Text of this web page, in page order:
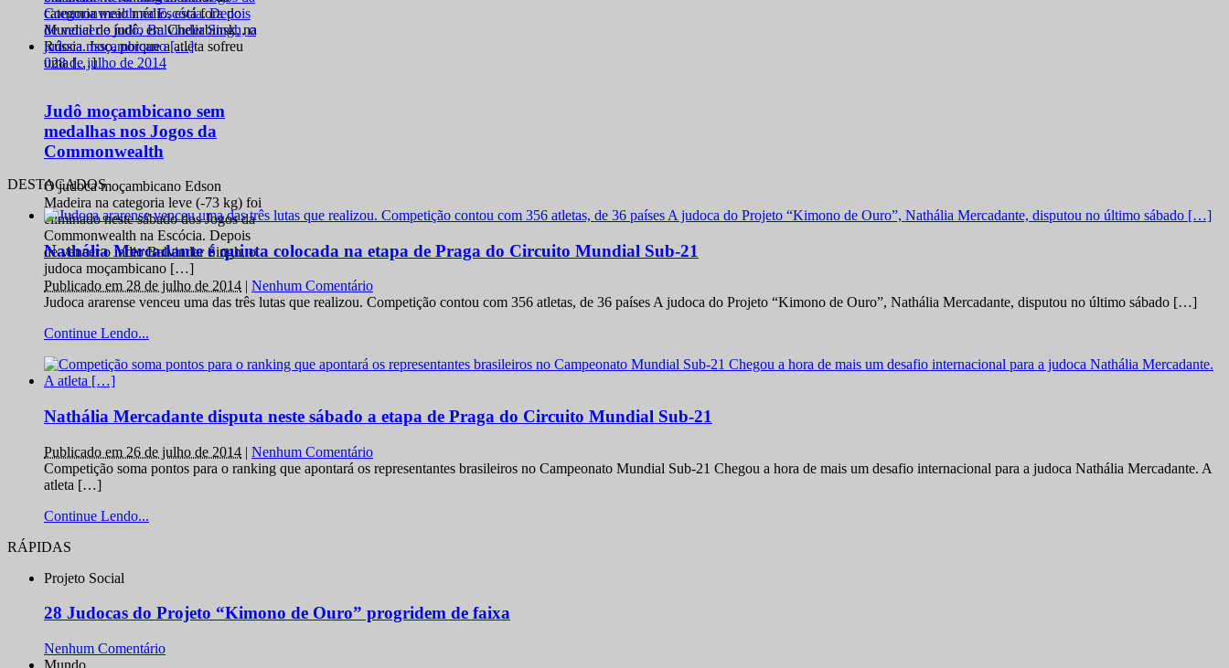
categoria meio médio, está fora do
Mundial de judô, em Cheliabinsk, na
Rússia. Isso, porque a atleta sofreu
uma […]
028 de julho de 2014
Judô moçambicano sem
medalhas nos Jogos da
Commonwealth
O judoca moçambicano Edson
Madeira na categoria leve (-73 kg) foi
eliminado neste sábado dos Jogos da
Commonwealth na Escócia. Depois
de vencer o índio Balvinder Singh, o
judoca moçambicano […]
DESTACADOS
Nathália Mercadante é quinta colocada na etapa de Praga do Circuito Mundial Sub-21
Publicado em 28 de julho de 2014 | Nenhum Comentário
Judoca ararense venceu uma das três lutas que realizou. Competição contou com 356 atletas, de 36 países A judoca do Projeto “Kimono de Ouro”, Nathália Mercadante, disputou no último sábado […]
Continue Lendo...
Nathália Mercadante disputa neste sábado a etapa de Praga do Circuito Mundial Sub-21
Publicado em 26 de julho de 2014 | Nenhum Comentário
Competição soma pontos para o ranking que apontará os representantes brasileiros no Campeonato Mundial Sub-21 Chegou a hora de mais um desafio internacional para a judoca Nathália Mercadante. A
atleta […]
Continue Lendo...
RÁPIDAS
Projeto Social
28 Judocas do Projeto “Kimono de Ouro” progridem de faixa
Nenhum Comentário
Mundo